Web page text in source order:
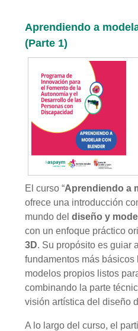
Aprendiendo a
(Parte 1)
El curso “Aprendiendo a
ofrece una introducción
mundo del diseño y
con un enfoque práctico
3D. Su propósito es guiar
fundamentos más
modelos propios listos
combinando la parte
visión artística del diseño
A lo largo del curso, el